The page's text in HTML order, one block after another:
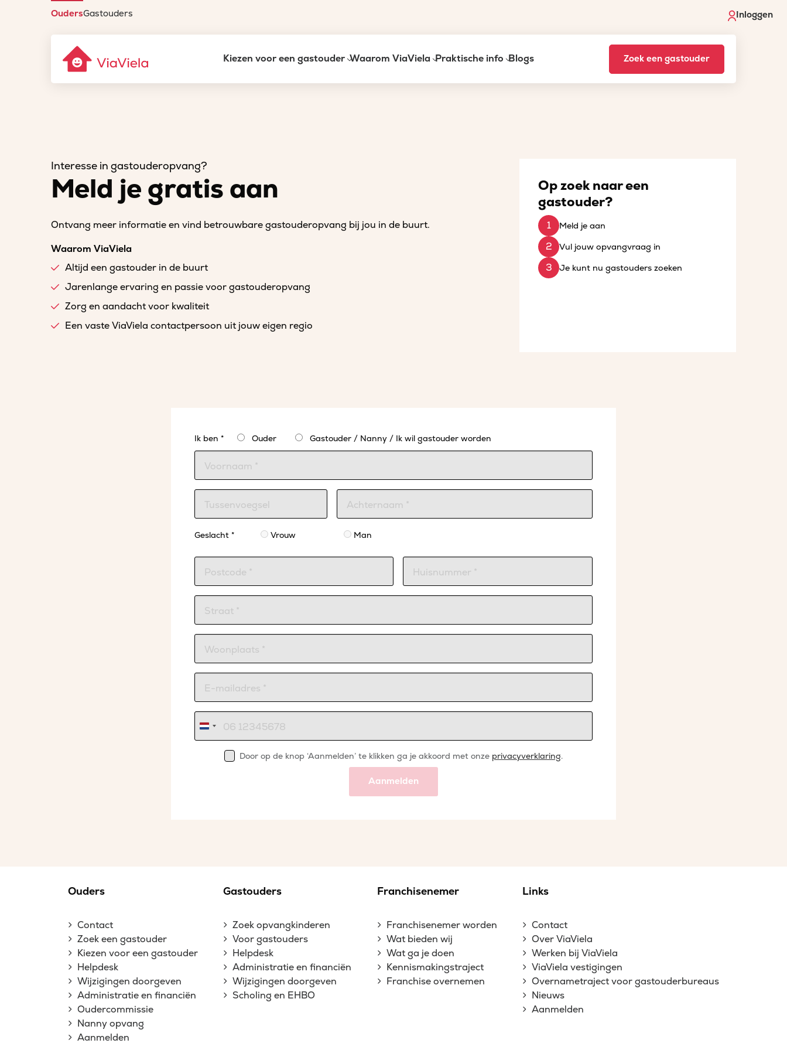
OudersGastouders Inloggen
Kiezen voor een gastouder Waarom ViaViela Praktische info Blogs Zoek een gastouder
Interesse in gastouderopvang?
Meld je gratis aan
Ontvang meer informatie en vind betrouwbare gastouderopvang bij jou in de buurt.
Waarom ViaViela
Altijd een gastouder in de buurt
Jarenlange ervaring en passie voor gastouderopvang
Zorg en aandacht voor kwaliteit
Een vaste ViaViela contactpersoon uit jouw eigen regio
Op zoek naar een
gastouder?
Meld je aan
Vul jouw opvangvraag in
Je kunt nu gastouders zoeken
Ik ben * Ouder Gastouder / Nanny / Ik wil gastouder worden
Geslacht * Vrouw Man
Nederland
+31
Door op de knop ‘Aanmelden’ te klikken ga je akkoord met onze privacyverklaring.
Aanmelden
Ouders
Contact
Zoek een gastouder
Kiezen voor een gastouder
Helpdesk
Wijzigingen doorgeven
Administratie en financiën
Oudercommissie
Nanny opvang
Aanmelden
Gastouders
Zoek opvangkinderen
Voor gastouders
Helpdesk
Administratie en financiën
Wijzigingen doorgeven
Scholing en EHBO
Franchisenemer
Franchisenemer worden
Wat bieden wij
Wat ga je doen
Kennismakingstraject
Franchise overnemen
Links
Contact
Over ViaViela
Werken bij ViaViela
ViaViela vestigingen
Overnametraject voor gastouderbureaus
Nieuws
Aanmelden